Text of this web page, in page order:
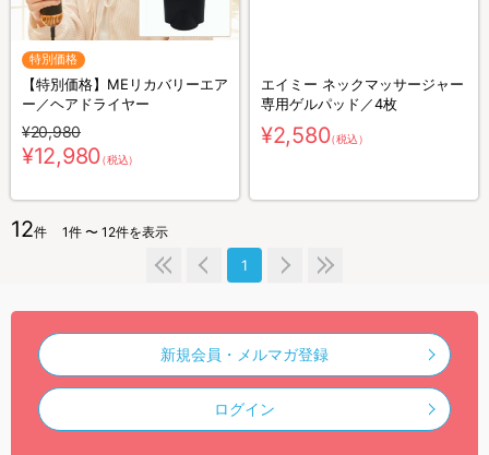
特別価格
【特別価格】MEリカバリーエア
ー／ヘアドライヤー
¥20,980
¥12,980（税込）
エイミー ネックマッサージャー
専用ゲルパッド／4枚
¥2,580（税込）
12件 1件 〜 12件を表示
1
新規会員・メルマガ登録
ログイン